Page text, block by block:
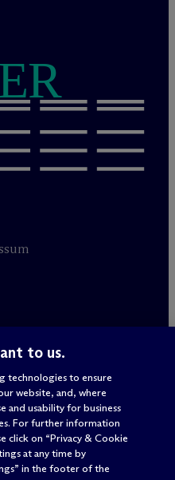
Dermott Will & Schulte
to us.
technologies to ensure
website, and, where
usability for business
For further information
click on “Privacy & Cookie
at any time by
in the footer of the